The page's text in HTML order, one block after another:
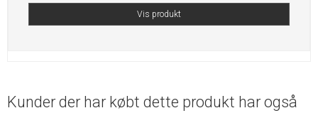
Vis produkt
Kunder der har købt dette produkt har også